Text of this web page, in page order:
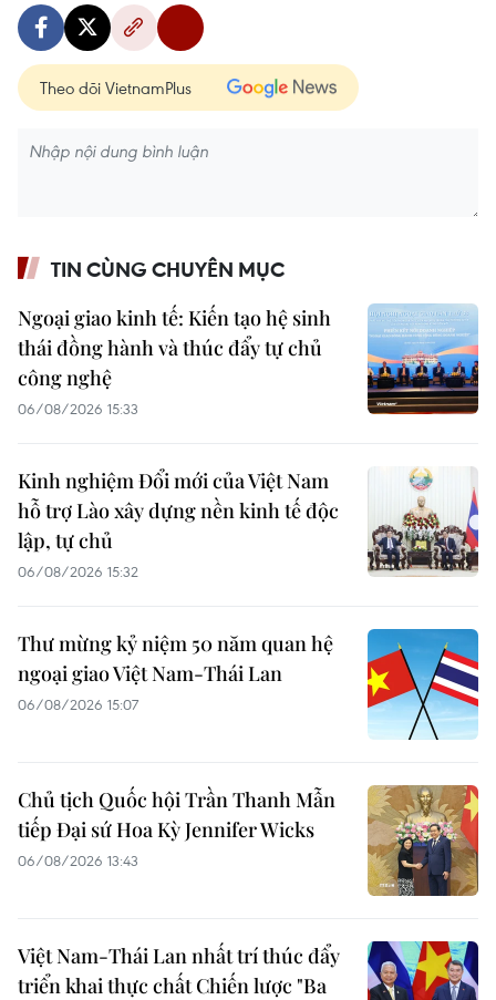
Theo dõi VietnamPlus
TIN CÙNG CHUYÊN MỤC
Ngoại giao kinh tế: Kiến tạo hệ sinh
thái đồng hành và thúc đẩy tự chủ
công nghệ
06/08/2026 15:33
Kinh nghiệm Đổi mới của Việt Nam
hỗ trợ Lào xây dựng nền kinh tế độc
lập, tự chủ
06/08/2026 15:32
Thư mừng kỷ niệm 50 năm quan hệ
ngoại giao Việt Nam-Thái Lan
06/08/2026 15:07
Chủ tịch Quốc hội Trần Thanh Mẫn
tiếp Đại sứ Hoa Kỳ Jennifer Wicks
06/08/2026 13:43
Việt Nam-Thái Lan nhất trí thúc đẩy
triển khai thực chất Chiến lược "Ba